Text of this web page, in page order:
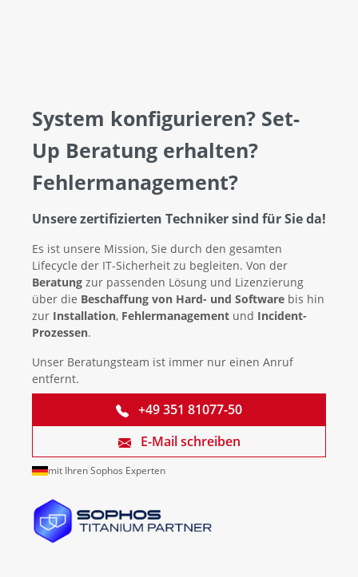
System konfigurieren? Set-
Up Beratung erhalten?
Fehlermanagement?
Unsere zertifizierten Techniker sind für Sie da!
Es ist unsere Mission, Sie durch den gesamten
Lifecycle der IT-Sicherheit zu begleiten. Von der
Beratung zur passenden Lösung und Lizenzierung
über die Beschaffung von Hard- und Software bis hin
zur Installation, Fehlermanagement und Incident-
Prozessen.
Unser Beratungsteam ist immer nur einen Anruf
entfernt.
+49 351 81077-50
E-Mail schreiben
mit Ihren Sophos Experten